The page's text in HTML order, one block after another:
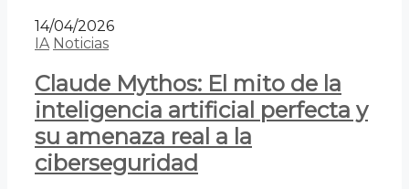
14/04/2026
IA Noticias
Claude Mythos: El mito de la
inteligencia artificial perfecta y
su amenaza real a la
ciberseguridad